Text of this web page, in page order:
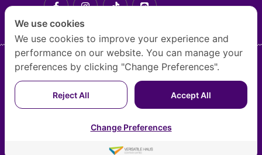
HOME ABOUT US COURSE COURSE FORMATS
OUR INSTRUCTORS & EXPERTS
CONTACT US
Copyright © 2024 by THAILAND IMAGE ACADEMY
We use cookies
We use cookies to improve your experience and
performance on our website. You can manage your
preferences by clicking "Change Preferences".
Reject All Accept All
Change Preferences